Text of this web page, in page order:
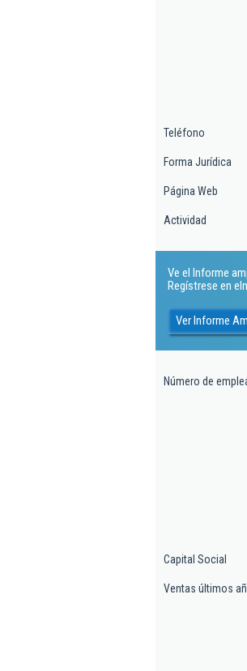
Teléfono
Forma Jurídica
Página Web
Actividad
Ve el Informe
Regístrese en
Ver Informe
Número de
Capital Social
Ventas últimos